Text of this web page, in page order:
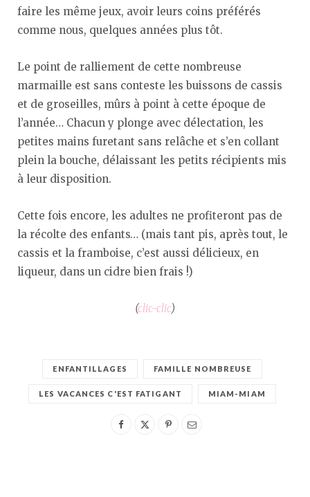
faire les même jeux, avoir leurs coins préférés
comme nous, quelques années plus tôt.
Le point de ralliement de cette nombreuse
marmaille est sans conteste les buissons de cassis
et de groseilles, mûrs à point à cette époque de
l’année… Chacun y plonge avec délectation, les
petites mains furetant sans relâche et s’en collant
plein la bouche, délaissant les petits récipients mis
à leur disposition.
Cette fois encore, les adultes ne profiteront pas de
la récolte des enfants… (mais tant pis, après tout, le
cassis et la framboise, c’est aussi délicieux, en
liqueur, dans un cidre bien frais !)
(clic-clic)
ENFANTILLAGES FAMILLE NOMBREUSE
LES VACANCES C'EST FATIGANT MIAM-MIAM